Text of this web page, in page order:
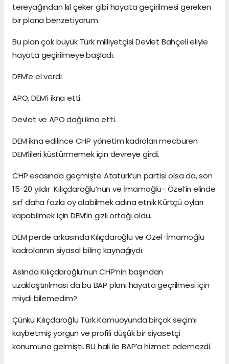
tereyağından kıl çeker gibi hayata geçirilmesi gereken
bir plana benzetiyorum.
Bu plan çok büyük Türk milliyetçisi Devlet Bahçeli eliyle
hayata geçirilmeye başladı.
DEM’e el verdi.
APO, DEM’i ikna etti.
Devlet ve APO dağı ikna etti.
DEM ikna edilince CHP yönetim kadroları mecburen
DEM’lileri küstürmemek için devreye girdi.
CHP esasında geçmişte Atatürk’ün partisi olsa da, son
15-20 yıldır Kılıçdaroğlu’nun ve İmamoğlu- Özel’in elinde
sırf daha fazla oy alabilmek adına etnik Kürtçü oyları
kapabilmek için DEM’in gizli ortağı oldu.
DEM perde arkasında Kılıçdaroğlu ve Özel-İmamoğlu
kadrolarının siyasal bilinç kaynağıydı.
Aslında Kılıçdaroğlu’nun CHP’nin başından
uzaklaştırılması da bu BAP planı hayata geçrilmesi için
miydi bilemedim?
Çünkü Kılıçdaroğlu Türk Kamuoyunda birçok seçimi
kaybetmiş yorgun ve profili düşük bir siyasetçi
konumuna gelmişti. BU hali ile BAP’a hizmet edemezdi.